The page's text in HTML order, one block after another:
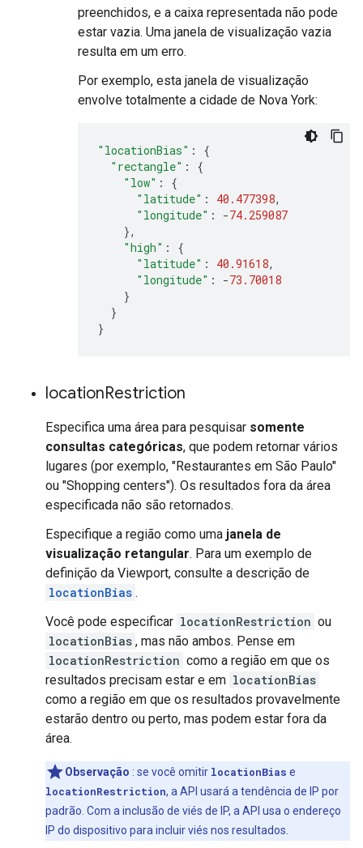
preenchidos, e a caixa representada não pode
estar vazia. Uma janela de visualização vazia
resulta em um erro.
Por exemplo, esta janela de visualização
envolve totalmente a cidade de Nova York:
"locationBias" :
{
"rectangle" :
{
"low" :
{
"latitude" : 40.477398,
"longitude" : -74.259087
},
"high" :
{
"latitude" : 40.91618,
"longitude" : -73.70018
}
}
}
locationRestriction
Especifica uma área para pesquisar somente
consultas categóricas, que podem retornar vários
lugares (por exemplo, "Restaurantes em São Paulo"
ou "Shopping centers"). Os resultados fora da área
especificada não são retornados.
Especifique a região como uma janela de
visualização retangular. Para um exemplo de
definição da Viewport, consulte a descrição de
locationBias .
Você pode especificar locationRestriction ou
locationBias , mas não ambos. Pense em
locationRestriction como a região em que os
resultados precisam estar e em locationBias
como a região em que os resultados provavelmente
estarão dentro ou perto, mas podem estar fora da
área.
Observação : se você omitir locationBias e
locationRestriction, a API usará a tendência de IP por
padrão. Com a inclusão de viés de IP, a API usa o endereço
IP do dispositivo para incluir viés nos resultados.